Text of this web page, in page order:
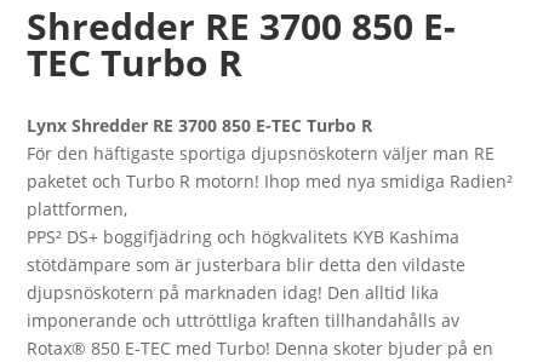
Shredder RE 3700 850 E-
TEC Turbo R
Lynx Shredder RE 3700 850 E-TEC Turbo R
För den häftigaste sportiga djupsnöskotern väljer man RE
paketet och Turbo R motorn! Ihop med nya smidiga Radien²
plattformen,
PPS² DS+ boggifjädring och högkvalitets KYB Kashima
stötdämpare som är justerbara blir detta den vildaste
djupsnöskotern på marknaden idag! Den alltid lika
imponerande och uttröttliga kraften tillhandahålls av
Rotax® 850 E-TEC med Turbo! Denna skoter bjuder på en